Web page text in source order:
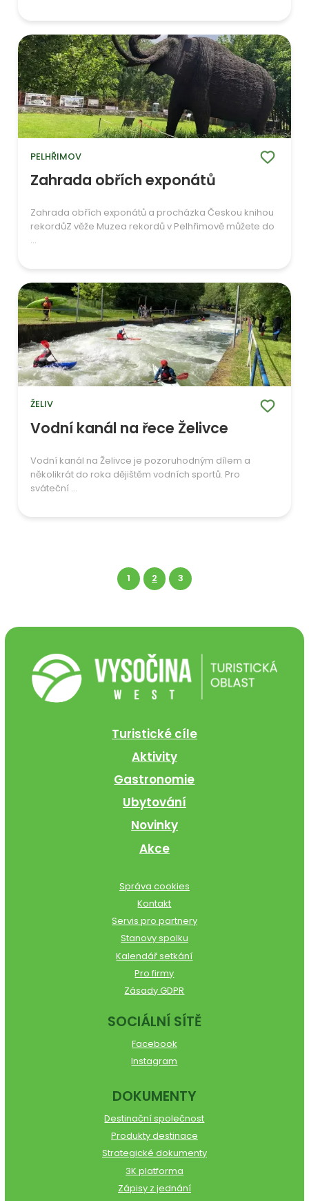
PELHŘIMOV
Zahrada obřích exponátů
Zahrada obřích exponátů a procházka Českou knihou
rekordůZ věže Muzea rekordů v Pelhřimově můžete do
...
ŽELIV
Vodní kanál na řece Želivce
Vodní kanál na Želivce je pozoruhodným dílem a
několikrát do roka dějištěm vodních sportů. Pro
sváteční ...
1 2 3
Turistické cíle
Aktivity
Gastronomie
Ubytování
Novinky
Akce
Správa cookies
Kontakt
Servis pro partnery
Stanovy spolku
Kalendář setkání
Pro firmy
Zásady GDPR
SOCIÁLNÍ SÍTĚ
Facebook
Instagram
DOKUMENTY
Destinační společnost
Produkty destinace
Strategické dokumenty
3K platforma
Zápisy z jednání